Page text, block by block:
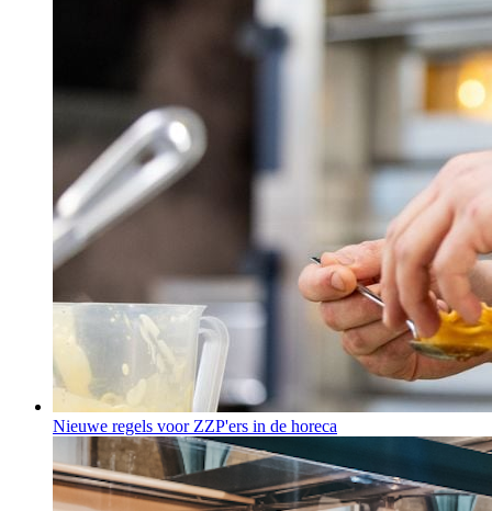
Nieuwe regels voor ZZP'ers in de horeca